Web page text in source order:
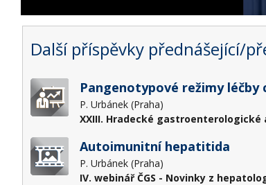
Další příspěvky přednášející/
Pangenotypové režimy léčby
P. Urbánek (Praha)
XXIII. Hradecké gastroenterologické
Autoimunitní hepatitida
P. Urbánek (Praha)
IV. webinář ČGS - Novinky z